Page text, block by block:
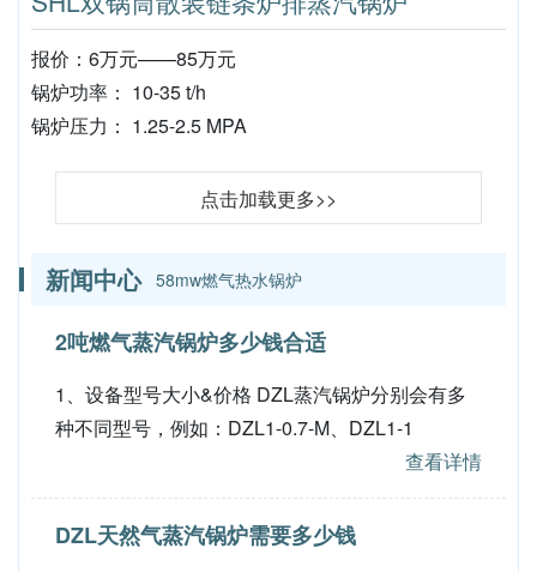
报价：6万元——85万元
锅炉功率： 10-35 t/h
锅炉压力： 1.25-2.5 MPA
点击加载更多>>
新闻中心 58mw燃气热水锅炉
2吨燃气蒸汽锅炉多少钱合适
1、设备型号大小&价格 DZL蒸汽锅炉分别会有多
种不同型号，例如：DZL1-0.7-M、DZL1-1
查看详情
DZL天然气蒸汽锅炉需要多少钱